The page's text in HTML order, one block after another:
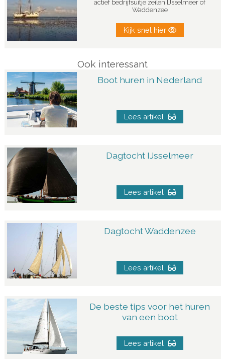
actief bedrijfsuitje zeilen IJsselmeer of
Waddenzee
Kijk snel hier
Ook interessant
Boot huren in Nederland
Lees artikel
Dagtocht IJsselmeer
Lees artikel
Dagtocht Waddenzee
Lees artikel
De beste tips voor het huren
van een boot
Lees artikel